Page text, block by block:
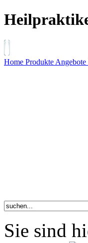
Home Produkte Angebote
Sie sind